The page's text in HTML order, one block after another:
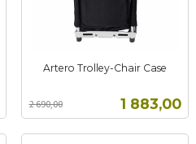
Artero Trolley-Chair Case
Tilbud
1 883,00
2 690,00